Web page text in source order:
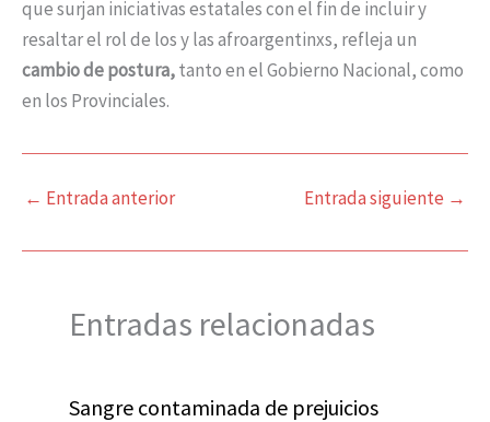
que surjan iniciativas estatales con el fin de incluir y
resaltar el rol de los y las afroargentinxs, refleja un
cambio de postura,tanto en el Gobierno Nacional, como
en los Provinciales.
← Entrada anterior Entrada siguiente →
Entradas relacionadas
Sangre contaminada de prejuicios